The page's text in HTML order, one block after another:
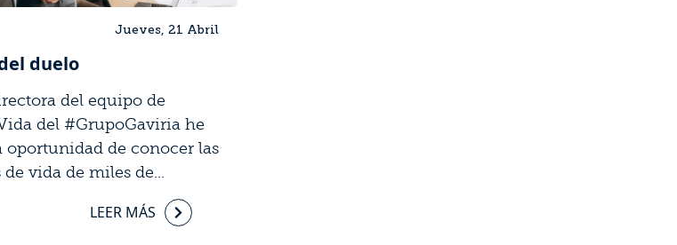
Jueves, 21 Abril
duelo
del equipo de
del #GrupoGaviria he
oportunidad de conocer las
vida de miles de...
LEER MÁS